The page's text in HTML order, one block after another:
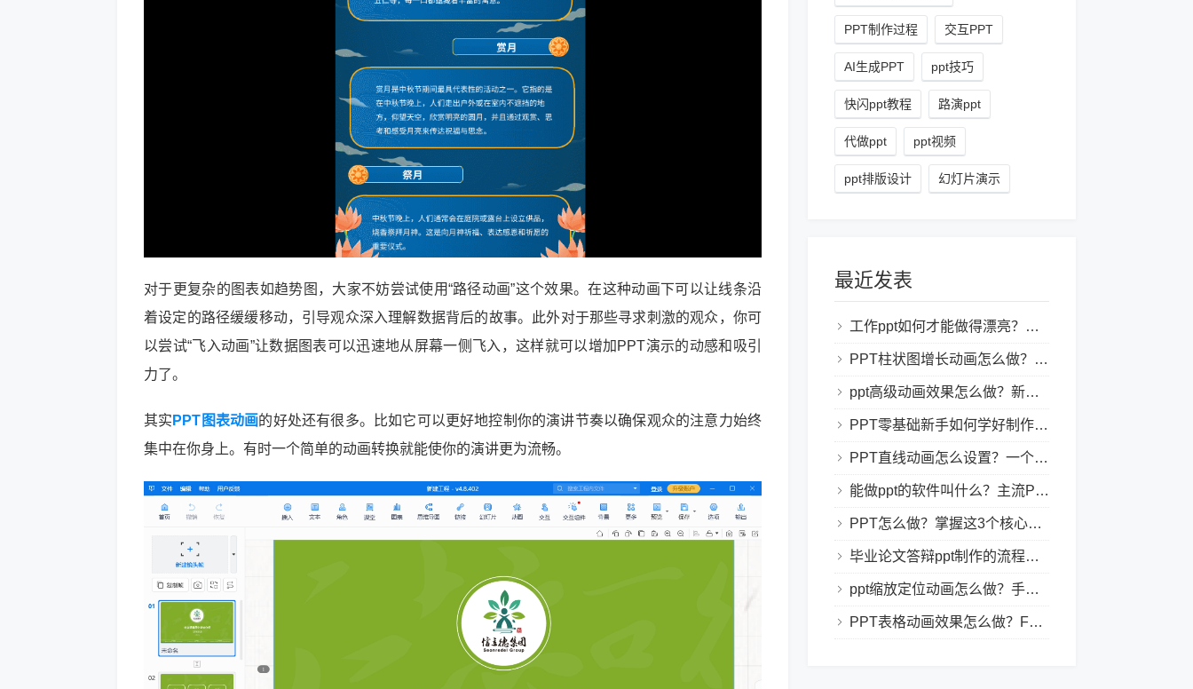
对于更复杂的图表如趋势图，大家不妨尝试使用“路径动画”这个效果。在这种动画下可以让线条沿
着设定的路径缓缓移动，引导观众深入理解数据背后的故事。此外对于那些寻求刺激的观众，你可
以尝试“飞入动画”让数据图表可以迅速地从屏幕一侧飞入，这样就可以增加PPT演示的动感和吸引
力了。
其实 PPT图表动画的好处还有很多。比如它可以更好地控制你的演讲节奏以确保观众的注意力始终
集中在你身上。有时一个简单的动画转换就能使你的演讲更为流畅。
PPT制作过程 交互PPT
AI生成PPT ppt技巧
快闪ppt教程 路演ppt
代做ppt ppt视频
ppt排版设计 幻灯片演示
最近发表
工作ppt如何才能做得漂亮？职场PPT美化与制作技巧
PPT柱状图增长动画怎么做？实用的ppt技巧分享给你！
ppt高级动画效果怎么做？新手也能学会的亮眼PPT动画指南
PPT零基础新手如何学好制作PPT？新手入门全攻略
PPT直线动画怎么设置？一个简单的设置技巧
能做ppt的软件叫什么？主流PPT制作软件盘点与选型指南
PPT怎么做？掌握这3个核心制作方法与技巧，新手也能变大神！
毕业论文答辩ppt制作的流程是怎样的？新手零门槛指南
ppt缩放定位动画怎么做？手把手教程，小白也能学会做动态PPT
PPT表格动画效果怎么做？Focusky让你的演示更独特！